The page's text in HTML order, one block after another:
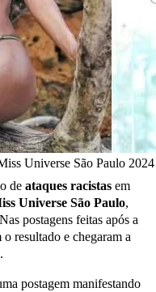
Universe São Paulo 2024
de ataques racistas em
Universe São Paulo,
postagens feitas após a
resultado e chegaram a
postagem manifestando